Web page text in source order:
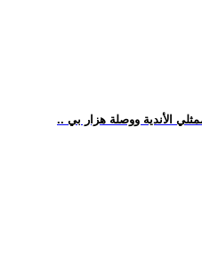
الأندية ووصلة هزار بي